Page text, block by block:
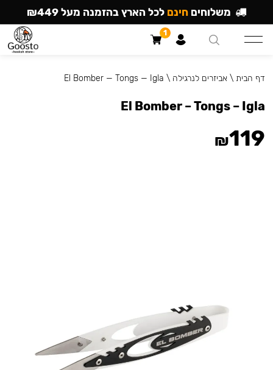
דף הבית \אביזרים לנרגילה \
El Bomber — Tongs — Igla
El Bomber – Tongs – Igla
₪119
משלוחים חינם לכל הארץ בהזמנה מעל ₪449
1